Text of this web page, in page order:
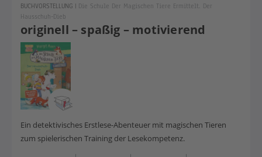
originell – spaßig – motivierend
BUCHVORSTELLUNG | Die Schule Der Magischen Tiere Ermittelt. Der
Hausschuh-Dieb
Ein detektivisches Erstlese-Abenteuer mit magischen Tieren
zum spielerischen Training der Lesekompetenz.